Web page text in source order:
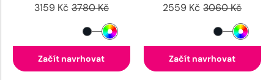
3159 Kč 3780 Kč
Začít navrhovat
2559 Kč 3060 Kč
Začít navrhovat